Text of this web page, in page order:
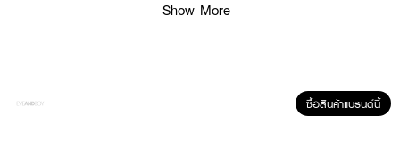
· สูตร Non-Comedogenic ไม่ก่อให้เกิดการอุดตันรูขุมขน
Show More
ซื้อสินค้าแบรนด์นี้